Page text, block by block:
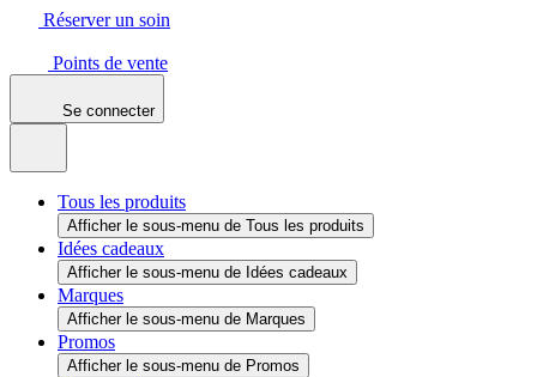
Points de vente
Se connecter
Tous les produits
Afficher le sous-menu de Tous les produits
Idées cadeaux